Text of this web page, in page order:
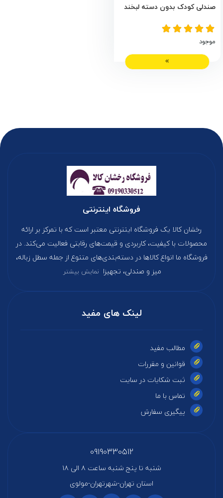
صندلی کودک بدون دسته لبخند
موجود
فروشگاه اینترنتی
رخشان کالا یک فروشگاه اینترنتی معتبر است که با تمرکز بر ارائه
محصولات با کیفیت، کاربردی و قیمت‌های رقابتی فعالیت می‌کند. در
فروشگاه ما انواع کالاها در دسته‌بندی‌های متنوع از جمله سطل زباله،
میز و صندلی، تجهیزا نمایش بیشتر
لینک های مفید
مطالب مفید
قوانین و مقررات
ثبت شکایات در سایت
تماس با ما
پیگیری سفارش
09190330512
شنبه تا پنج شنبه ساعت ۸ الی ۱۸
استان تهران-شهرتهران-مولوی